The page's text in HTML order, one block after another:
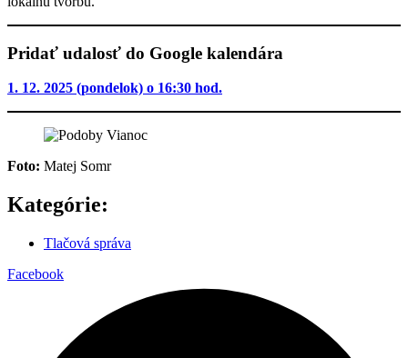
Pridať udalosť do Google kalendára
1. 12. 2025 (pondelok) o 16:30 hod.
Foto: Matej Somr
Kategórie:
Tlačová správa
Facebook